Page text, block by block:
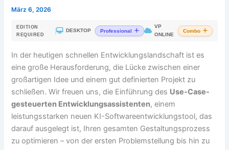
März 6, 2026
EDITION
REQUIRED
DESKTOP Professional
VP
ONLINE
Combo
In der heutigen schnellen Entwicklungslandschaft ist es
eine große Herausforderung, die Lücke zwischen einer
großartigen Idee und einem gut definierten Projekt zu
schließen. Wir freuen uns, die Einführung des Use-Case-
gesteuerten Entwicklungsassistenten, einem
leistungsstarken neuen KI-Softwareentwicklungstool, das
darauf ausgelegt ist, Ihren gesamten Gestaltungsprozess
zu optimieren – von der ersten Problemstellung bis hin zu